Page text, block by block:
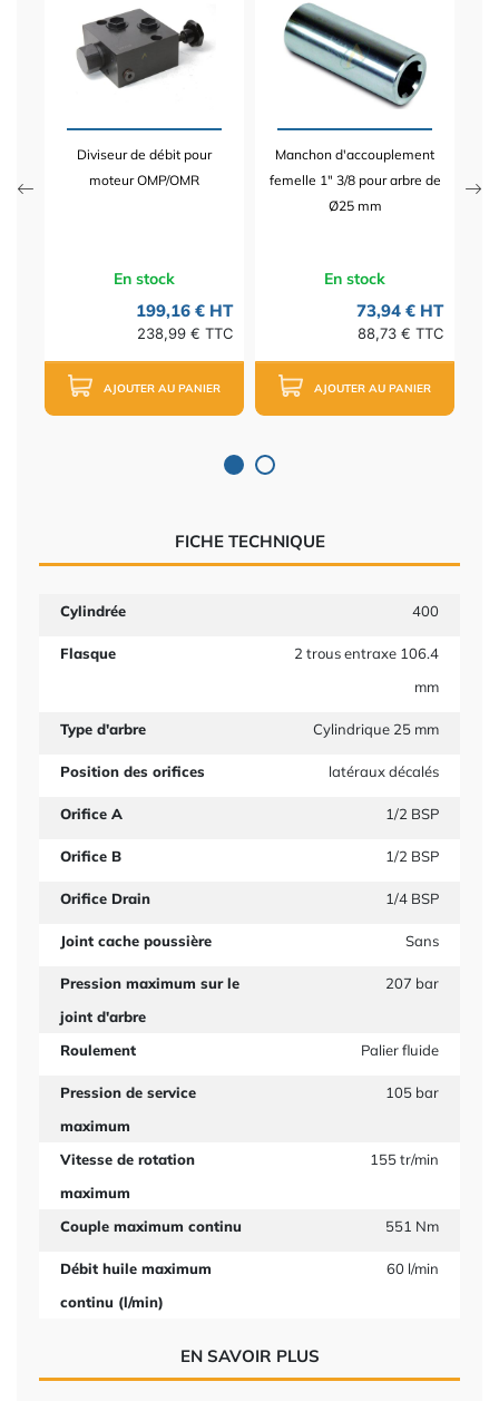
Diviseur de débit pour
moteur OMP/OMR
En stock
199,16 € HT
238,99 € TTC
AJOUTER AU PANIER
Manchon d'accouplement
femelle 1" 3/8 pour arbre de
Ø25 mm
En stock
73,94 € HT
88,73 € TTC
AJOUTER AU PANIER
FICHE TECHNIQUE
Cylindrée 400
Flasque
2 trous entraxe 106.4
mm
Type d'arbre Cylindrique 25 mm
Position des orifices latéraux décalés
Orifice A 1/2 BSP
Orifice B 1/2 BSP
Orifice Drain 1/4 BSP
Joint cache poussière Sans
Pression maximum sur le
joint d'arbre
207 bar
Roulement Palier fluide
Pression de service
maximum
105 bar
Vitesse de rotation
maximum
155 tr/min
Couple maximum continu 551 Nm
Débit huile maximum
continu (l/min)
60 l/min
EN SAVOIR PLUS